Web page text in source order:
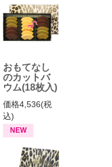
おもてなし
のカットバ
ウム(18枚入)
価格4,536(税
込)
NEW